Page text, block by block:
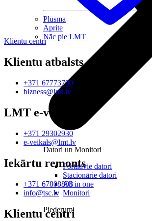
Plūsma
Aprite
Nāc pie LMT
Datori un Monitori
Portatīvie datori
Stacionārie datori
All in one
Monitori
Piederumi
Klientu centri
Klientu atbalsts
+371 67773700
bizness@lmt.lv
LMT e-veikals
+371 29302930
e-veikals@lmt.lv
Iekārtu remonts
+371 67808808
info@tsc.lv
Klientu centri